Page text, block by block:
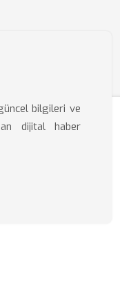
bilgileri ve
dijital haber